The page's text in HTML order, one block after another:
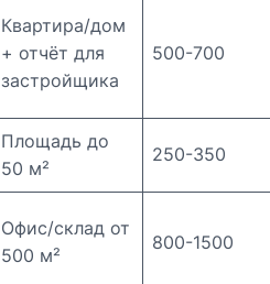
Квартира/дом
+ отчёт для
застройщика
500-700
Площадь до
50 м²
250-350
Офис/склад от
500 м²
800-1500